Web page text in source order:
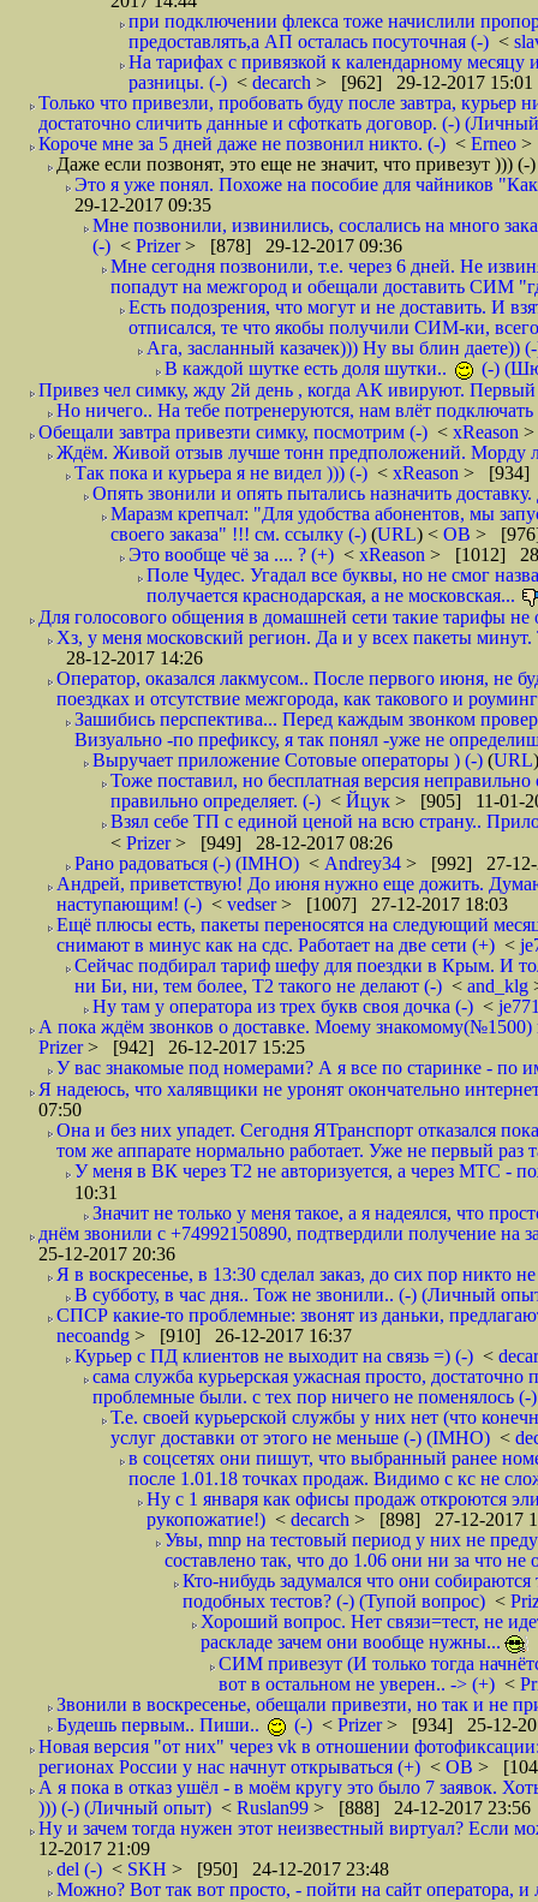
при подключении флекса тоже начислили
предоставлять,а АП осталась посуточная (-) <
На тарифах с привязкой к календарному
разницы. (-) < decarch > [962] 29-12-2017 15:01
Только что привезли, пробовать буду после завтра,
достаточно сличить данные и сфоткать договор. (-)
Короче мне за 5 дней даже не позвонил никто. (-) < Erneo >
Даже если позвонят, это еще не значит, что привезут ))) (-
Это я уже понял. Похоже на пособие для чайников
29-12-2017 09:35
Мне позвонили, извинились, сослались на много
(-) < Prizer> [878] 29-12-2017 09:36
Мне сегодня позвонили, т.е. через 6 дней. Не
попадут на межгород и обещали доставить СИМ
Есть подозрения, что могут и не доставить. И
отписался, те что якобы получили СИМ-ки,
Ага, засланный казачек))) Ну вы блин даете))
В каждой шутке есть доля шутки..
(-)
Привез чел симку, жду 2й день , когда АК ивируют. Первый
Но ничего.. На тебе потренеруются, нам влёт подключать
Обещали завтра привезти симку, посмотрим (-) < xReason
Ждём. Живой отзыв лучше тонн предположений. Морду
Так пока и курьера я не видел ))) (-) < xReason > [934]
Опять звонили и опять пытались назначить
Маразм крепчал: "Для удобства абонентов, мы
своего заказа" !!! см. ссылку (-) (URL) < ОВ >
Это вообще чё за .... ? (+) < xReason > [1012]
Поле Чудес. Угадал все буквы, но не смог
получается краснодарская, а не московская...
Для голосового общения в домашней сети такие тарифы не
Хз, у меня московский регион. Да и у всех пакеты
28-12-2017 14:26
Оператор, оказался лакмусом.. После первого июня, не
поездках и отсутствие межгорода, как такового и
Зашибись перспектива... Перед каждым звонком
Визуально -по префиксу, я так понял -уже не
Выручает приложение Сотовые операторы ) (-) (URL
Тоже поставил, но бесплатная версия
правильно определяет. (-) < Йцук > [905] 11-01-
Взял себе ТП с единой ценой на всю страну..
< Prizer> [949] 28-12-2017 08:26
Рано радоваться (-) (IMHO) < Andrey34 > [992] 27-12-
Андрей, приветствую! До июня нужно еще дожить.
наступающим! (-) < vedser> [1007] 27-12-2017 18:03
Ещё плюсы есть, пакеты переносятся на следующий
снимают в минус как на сдс. Работает на две сети (+) <
Сейчас подбирал тариф шефу для поездки в Крым. И
ни Би, ни, тем более, Т2 такого не делают (-) < and_klg
Ну там у оператора из трех букв своя дочка (-) <
А пока ждём звонков о доставке. Моему знакомому(№1500)
Prizer> [942] 26-12-2017 15:25
У вас знакомые под номерами? А я все по старинке - по
Я надеюсь, что халявщики не уронят окончательно
07:50
Она и без них упадет. Сегодня ЯТранспорт отказался
том же аппарате нормально работает. Уже не первый раз
У меня в ВК через Т2 не авторизуется, а через МТС -
10:31
Значит не только у меня такое, а я надеялся, что
днём звонили с +74992150890, подтвердили получение на
25-12-2017 20:36
Я в воскресенье, в 13:30 сделал заказ, до сих пор никто
В субботу, в час дня.. Тож не звонили.. (-) (Личный
СПСР какие-то проблемные: звонят из даньки,
necoandg > [910] 26-12-2017 16:37
Курьер с ПД клиентов не выходит на связь =) (-) <
сама служба курьерская ужасная просто,
проблемные были. с тех пор ничего не поменялось (-)
Т.е. своей курьерской службы у них нет (что
услуг доставки от этого не меньше (-) (IMHO) <
в соцсетях они пишут, что выбранный ранее
после 1.01.18 точках продаж. Видимо с кс не
Ну с 1 января как офисы продаж откроются
рукопожатие!) < decarch > [898] 27-12-2017
Увы, mnp на тестовый период у них не
составлено так, что до 1.06 они ни за что не
Кто-нибудь задумался что они
подобных тестов? (-) (Тупой вопрос) <
Хороший вопрос. Нет связи=тест, не
раскладе зачем они вообще нужны...
СИМ привезут (И только тогда
вот в остальном не уверен.. -> (+) <
Звонили в воскресенье, обещали привезти, но так и не
Будешь первым.. Пиши..
(-) < Prizer> [934] 25-12-
Новая версия "от них" через vk в отношении
регионах России у нас начнут открываться (+) < ОВ >
А я пока в отказ ушёл - в моём кругу это было 7 заявок.
))) (-) (Личный опыт) < Ruslan99 > [888] 24-12-2017 23:56
Ну и зачем тогда нужен этот неизвестный виртуал? Если
12-2017 21:09
del (-) < SKH > [950] 24-12-2017 23:48
Можно? Вот так вот просто, - пойти на сайт оператора,